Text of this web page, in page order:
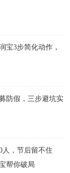
宝3步简化动作，
防假，三步避坑实
人，节后留不住
帮你破局